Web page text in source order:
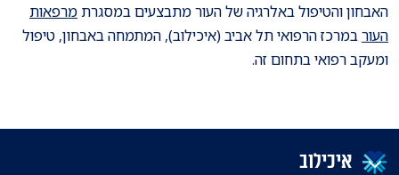
האבחון והטיפול באלרגיה של העור מתבצעים במסגרתמרפאות
העורבמרכז הרפואי תל אביב (איכילוב), המתמחה באבחון, טיפול
ומעקב רפואי בתחום זה.
איכילוב